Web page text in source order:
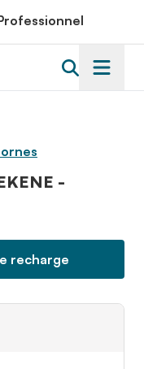
-
recharge